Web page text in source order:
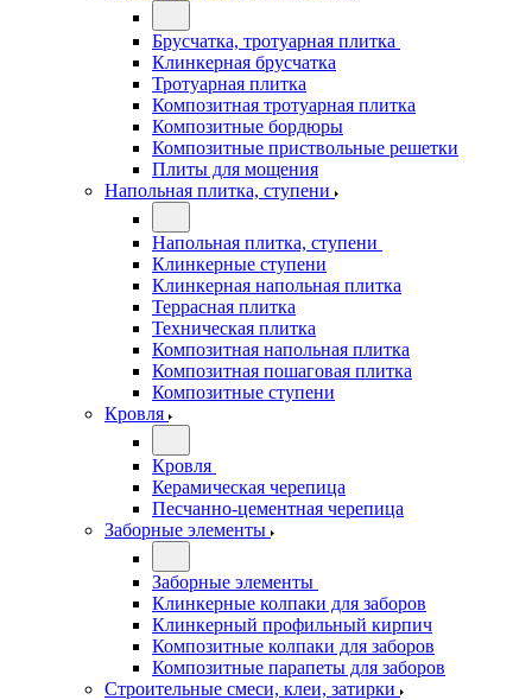
Брусчатка, тротуарная плитка
Клинкерная брусчатка
Тротуарная плитка
Композитная тротуарная плитка
Композитные бордюры
Композитные приствольные решетки
Плиты для мощения
Напольная плитка, ступени
Напольная плитка, ступени
Клинкерные ступени
Клинкерная напольная плитка
Террасная плитка
Техническая плитка
Композитная напольная плитка
Композитная пошаговая плитка
Композитные ступени
Кровля
Кровля
Керамическая черепица
Песчанно-цементная черепица
Заборные элементы
Заборные элементы
Клинкерные колпаки для заборов
Клинкерный профильный кирпич
Композитные колпаки для заборов
Композитные парапеты для заборов
Строительные смеси, клеи, затирки